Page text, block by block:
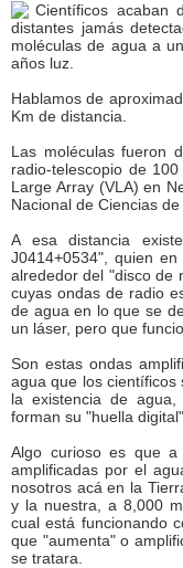
Científicos acaban
distantes jamás
moléculas de agua a
años luz.
Hablamos de
Km de distancia.
Las moléculas fueron
radio-telescopio de
Large Array (VLA) en
Nacional de Ciencias de
A esa distancia
J0414+0534", quien
alrededor del "disco de
cuyas ondas de radio
de agua en lo que se
un láser, pero que
Son estas ondas
agua que los
la existencia de
forman su "huella
Algo curioso es que
amplificadas por el
nosotros acá en la
y la nuestra, a 8,000
cual está funcionando
que "aumenta" o
se tratara.